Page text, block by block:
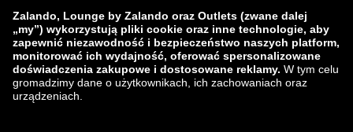
zalando-prive.es zalando-lounge.cz
zalando-lounge.lt zalando-lounge.sk
zalando-lounge.ro